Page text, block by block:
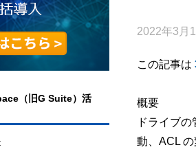
（旧G Suite）活
2022年3月
この記事は
概要
ドライブ
動、ACL